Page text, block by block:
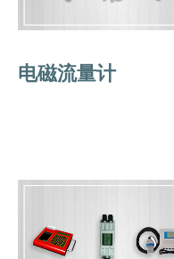
电磁流量计